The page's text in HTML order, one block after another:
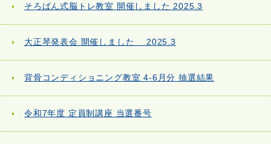
そろばん式脳トレ教室 開催しました 2025.3
大正琴発表会 開催しました 2025.3
背骨コンディショニング教室 4-6月分 抽選結果
令和7年度 定員制講座 当選番号